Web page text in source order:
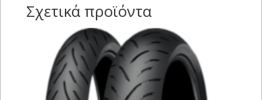
Σχετικά προϊόντα